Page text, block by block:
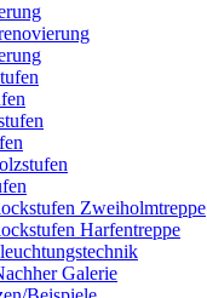
Zweiholmtreppe
Harfentreppe
Galerie